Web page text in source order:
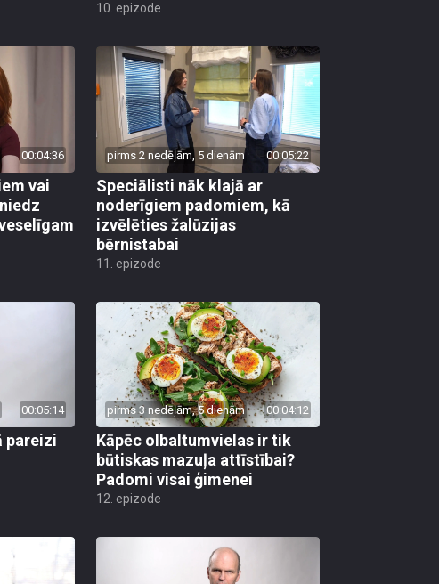
10. epizode
00:04:36
vai
pirms 2 nedēļām, 5 dienām 00:05:22
Speciālisti nāk klajā ar
noderīgiem padomiem, kā
izvēlēties žalūzijas
bērnistabai
11. epizode
00:05:14
pareizi
pirms 3 nedēļām, 5 dienām 00:04:12
Kāpēc olbaltumvielas ir tik
būtiskas mazuļa attīstībai?
Padomi visai ģimenei
12. epizode